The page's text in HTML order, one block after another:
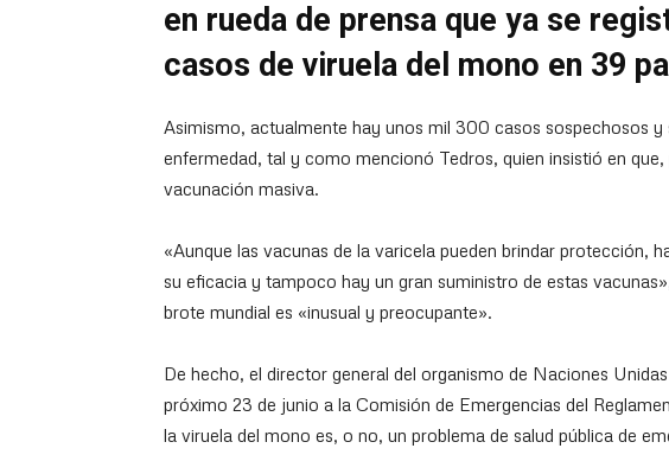
en rueda de prensa que ya se
casos de viruela del mono en 39
Asimismo, actualmente hay unos mil 300 casos sospechosos
enfermedad, tal y como mencionó Tedros, quien insistió en
vacunación masiva.
«Aunque las vacunas de la varicela pueden brindar protección,
su eficacia y tampoco hay un gran suministro de estas
brote mundial es «inusual y preocupante».
De hecho, el director general del organismo de Naciones
próximo 23 de junio a la Comisión de Emergencias del
la viruela del mono es, o no, un problema de salud pública de